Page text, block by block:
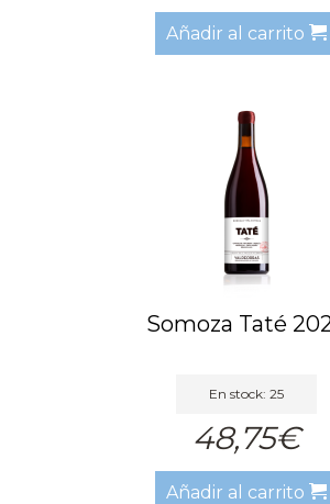
Añadir al carrito
Somoza Taté
En stock: 25
48,75€
Añadir al carrito